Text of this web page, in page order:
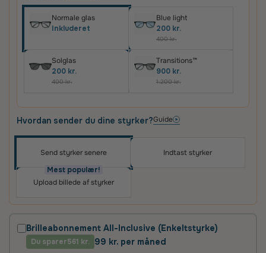
Normale glas
Inkluderet
Blue light
200 kr.
400 kr.
Solglas
200 kr.
400 kr.
Transitions™
900 kr.
1.200 kr.
Hvordan sender du dine styrker?Guide
Send styrker senere
Mest populær!
Indtast styrker
Upload billede af styrker
Brilleabonnement All-Inclusive (Enkeltstyrke)
Du sparer561 kr. 99 kr. per måned
2 års fabriksgaranti
Oplev skræddersyede brilleglas i høj kvalitet – til
priser, du vil elske
Det vigtigste for os er, at du er tilfreds med dit køb.
Derfor får du altid100 dages tilfredshedsgarantiog